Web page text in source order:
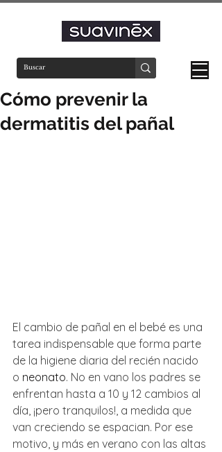
Cómo prevenir la
dermatitis del pañal
El cambio de pañal en el bebé es una
tarea indispensable que forma parte
de la higiene diaria del recién nacido
o neonato. No en vano los padres se
enfrentan hasta a 10 y 12 cambios al
día, ¡pero tranquilos!, a medida que
van creciendo se espacian. Por ese
motivo, y más en verano con las altas